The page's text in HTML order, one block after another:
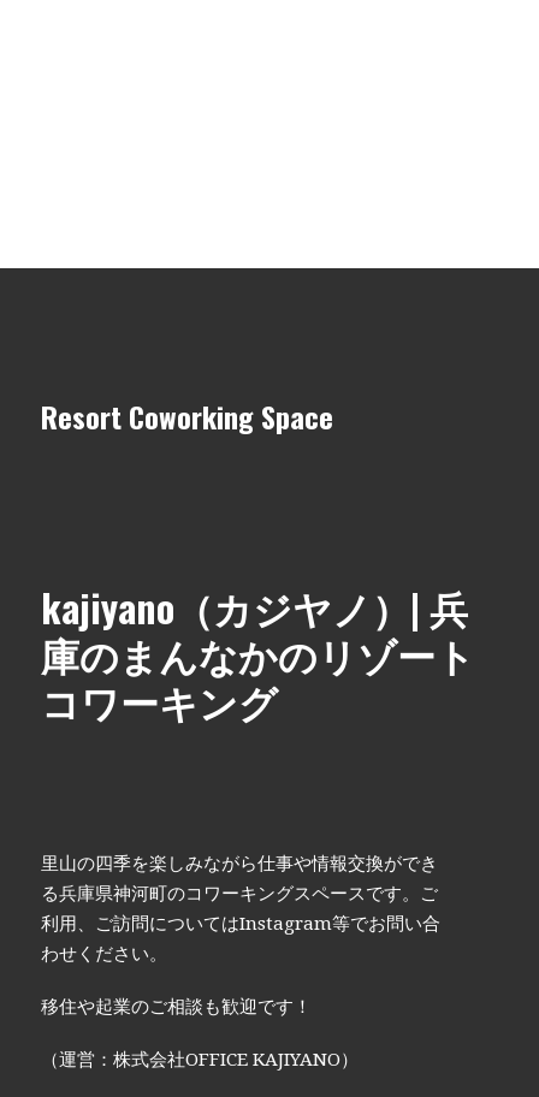
Resort Coworking Space
kajiyano（カジヤノ）| 兵
庫のまんなかのリゾート
コワーキング
里山の四季を楽しみながら仕事や情報交換ができ
る兵庫県神河町のコワーキングスペースです。ご
利用、ご訪問についてはInstagram等でお問い合
わせください。
移住や起業のご相談も歓迎です！
（運営：株式会社OFFICE KAJIYANO）